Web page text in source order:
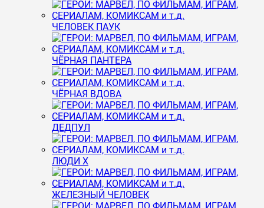
ЧЕЛОВЕК ПАУК
ЧЁРНАЯ ПАНТЕРА
ЧЁРНАЯ ВДОВА
ДЕДПУЛ
ЛЮДИ Х
ЖЕЛЕЗНЫЙ ЧЕЛОВЕК